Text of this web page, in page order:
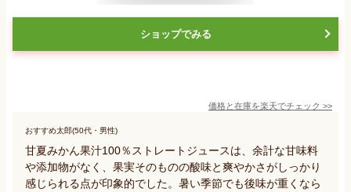
ショップでみる
価格と在庫を楽天でチェック >>
おすすめ太郎(50代・男性)
甘夏みかん果汁100％ストレートジュースは、余計な甘味料
や添加物がなく、果実そのものの酸味と爽やかさがしっかり
感じられる点が印象的でした。暑い季節でも後味が重くなら